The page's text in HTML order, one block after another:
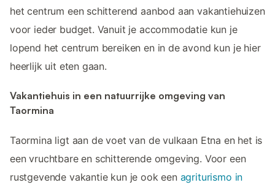
het centrum een schitterend aanbod aan vakantiehuizen
voor ieder budget. Vanuit je accommodatie kun je
lopend het centrum bereiken en in de avond kun je hier
heerlijk uit eten gaan.
Vakantiehuis in een natuurrijke omgeving van
Taormina
Taormina ligt aan de voet van de vulkaan Etna en het is
een vruchtbare en schitterende omgeving. Voor een
rustgevende vakantie kun je ook een agriturismo in